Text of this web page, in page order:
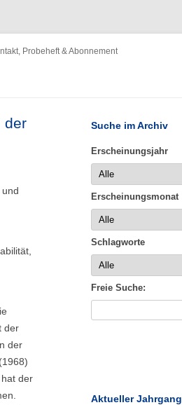
Probeheft & Abonnement
der
der
der
der
Suche im Archiv
Erscheinungsjahr
Erscheinungsmonat
Schlagworte
Freie Suche:
Aktueller Jahrgang